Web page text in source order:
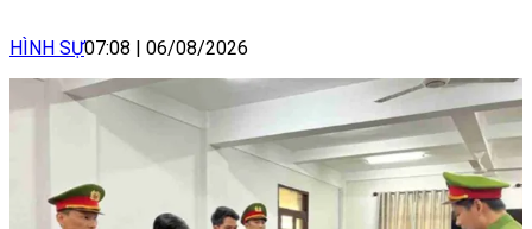
HÌNH SỰ07:08 06/08/2026